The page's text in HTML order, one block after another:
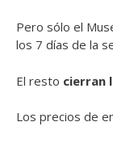
Pero sólo el
los 7 días de la
El resto cierran
Los precios de